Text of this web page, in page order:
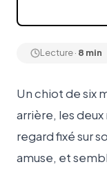
Lecture · 8 min
Un chiot de six
arrière, les
regard fixé sur
amuse, et